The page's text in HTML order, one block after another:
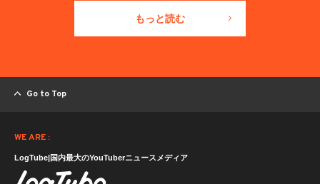
もっと読む
Go to Top
WE ARE :
LogTube|国内最大のYouTuberニュースメディア